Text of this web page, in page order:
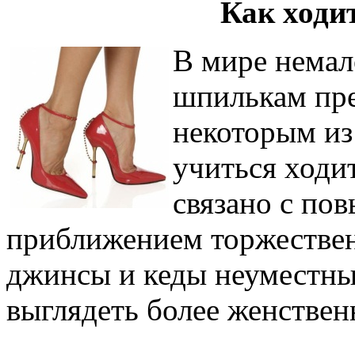
Как
В мире
шпилькам
некоторым
учиться
связано с
приближением
джинсы и кеды
выглядеть более